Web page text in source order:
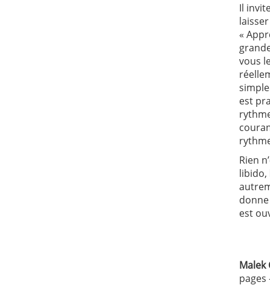
Il
«
vous
est
Rien
libido,
est
Malek
pages